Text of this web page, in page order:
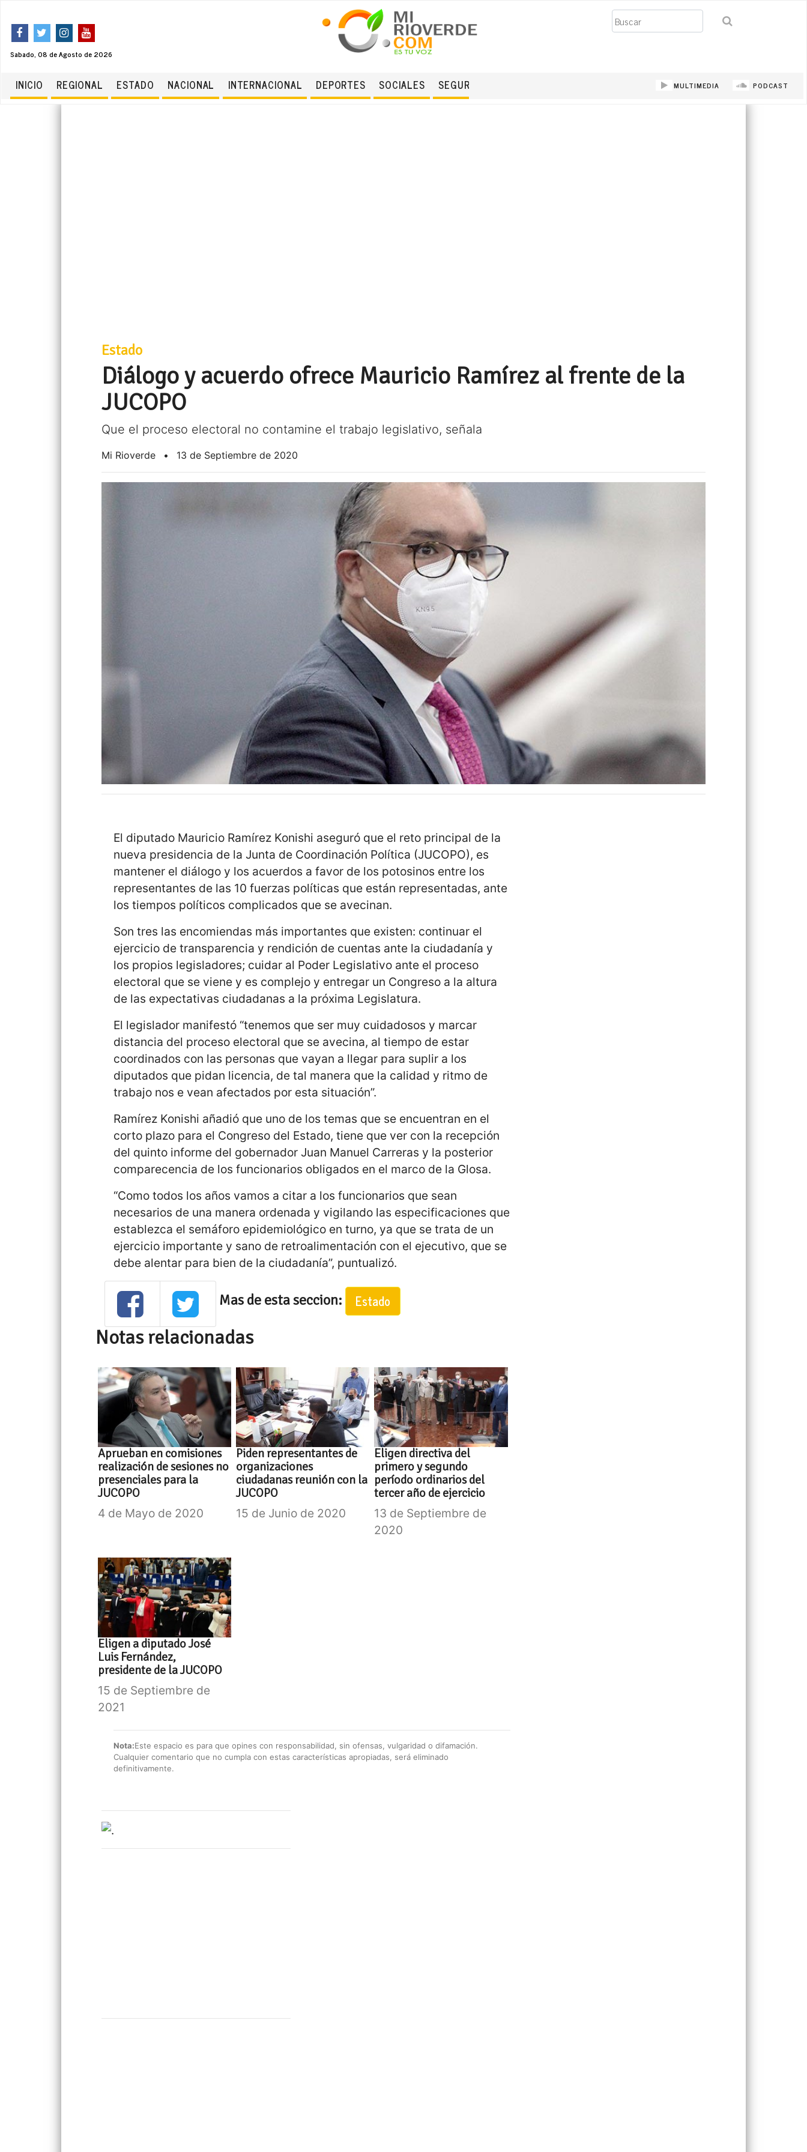
Sabado, 08 de Agosto de 2026
Buscar
INICIO REGIONAL ESTADO NACIONAL INTERNACIONAL DEPORTES SOCIALES SEGURIDAD MULTIMEDIA PODCAST
Estado
Diálogo y acuerdo ofrece Mauricio Ramírez al frente de la
JUCOPO
Que el proceso electoral no contamine el trabajo legislativo, señala
Mi Rioverde • 13 de Septiembre de 2020
El diputado Mauricio Ramírez Konishi aseguró que el reto principal de la
nueva presidencia de la Junta de Coordinación Política (JUCOPO), es
mantener el diálogo y los acuerdos a favor de los potosinos entre los
representantes de las 10 fuerzas políticas que están representadas, ante
los tiempos políticos complicados que se avecinan.
Son tres las encomiendas más importantes que existen: continuar el
ejercicio de transparencia y rendición de cuentas ante la ciudadanía y
los propios legisladores; cuidar al Poder Legislativo ante el proceso
electoral que se viene y es complejo y entregar un Congreso a la altura
de las expectativas ciudadanas a la próxima Legislatura.
El legislador manifestó “tenemos que ser muy cuidadosos y marcar
distancia del proceso electoral que se avecina, al tiempo de estar
coordinados con las personas que vayan a llegar para suplir a los
diputados que pidan licencia, de tal manera que la calidad y ritmo de
trabajo nos e vean afectados por esta situación”.
Ramírez Konishi añadió que uno de los temas que se encuentran en el
corto plazo para el Congreso del Estado, tiene que ver con la recepción
del quinto informe del gobernador Juan Manuel Carreras y la posterior
comparecencia de los funcionarios obligados en el marco de la Glosa.
“Como todos los años vamos a citar a los funcionarios que sean
necesarios de una manera ordenada y vigilando las especificaciones que
establezca el semáforo epidemiológico en turno, ya que se trata de un
ejercicio importante y sano de retroalimentación con el ejecutivo, que se
debe alentar para bien de la ciudadanía”, puntualizó.
Mas de esta seccion: Estado
Notas relacionadas
Aprueban en comisiones
realización de sesiones no
presenciales para la
JUCOPO
4 de Mayo de 2020
Piden representantes de
organizaciones
ciudadanas reunión con la
JUCOPO
15 de Junio de 2020
Eligen directiva del
primero y segundo
período ordinarios del
tercer año de ejercicio
13 de Septiembre de
2020
Eligen a diputado José
Luis Fernández,
presidente de la JUCOPO
15 de Septiembre de
2021
Nota:Este espacio es para que opines con responsabilidad, sin ofensas, vulgaridad o difamación.
Cualquier comentario que no cumpla con estas características apropiadas, será eliminado
definitivamente.